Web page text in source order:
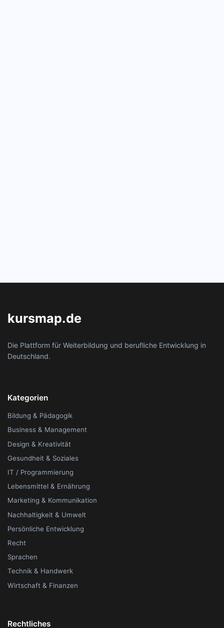
kursmap.de
Die Plattform für Weiterbildung und berufliche Entwicklung in
Deutschland.
Kategorien
Bildung & Pädagogik
Business & Management
Design & Kreativität
Gesundheit & Soziales
IT / Programmierung
Lebensmittel & Ernährung
Marketing & Kommunikation
Nachhaltigkeit & Umwelt
Persönliche Entwicklung
Recht
Sprachen
Technik & Handwerk
Wirtschaft & Finanzen
Rechtliches